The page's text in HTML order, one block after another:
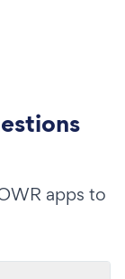
apps to